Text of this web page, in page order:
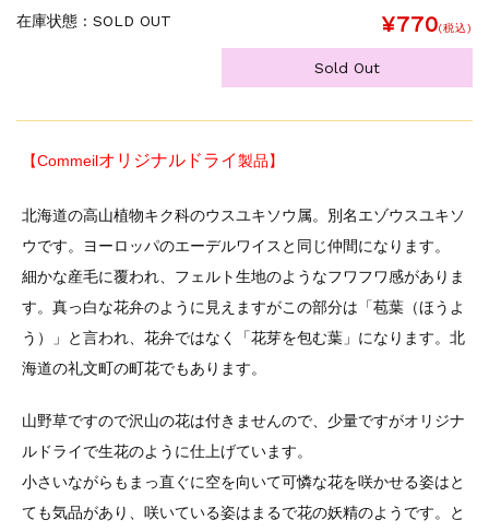
在庫状態 : SOLD OUT ¥770(税込)
Sold Out
【Commeilオリジナルドライ製品】
北海道の高山植物キク科のウスユキソウ属。別名エゾウスユキソ
ウです。ヨーロッパのエーデルワイスと同じ仲間になります。
細かな産毛に覆われ、フェルト生地のようなフワフワ感がありま
す。真っ白な花弁のように見えますがこの部分は「苞葉（ほうよ
う）」と言われ、花弁ではなく「花芽を包む葉」になります。北
海道の礼文町の町花でもあります。
山野草ですので沢山の花は付きませんので、少量ですがオリジナ
ルドライで生花のように仕上げています。
小さいながらもまっ直ぐに空を向いて可憐な花を咲かせる姿はと
ても気品があり、咲いている姿はまるで花の妖精のようです。と